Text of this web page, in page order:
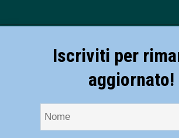
Iscriviti per
aggiornato!